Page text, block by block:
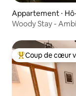
Appartement ⋅
Woody Stay -
Coups de cœur
Coup de cœur